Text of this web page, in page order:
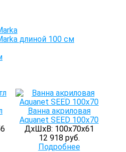
длиной 100 см
Ванна акриловая
Aquanet SEED 100x70
ДхШхВ: 100х70х61
12 918 руб.
Подробнее